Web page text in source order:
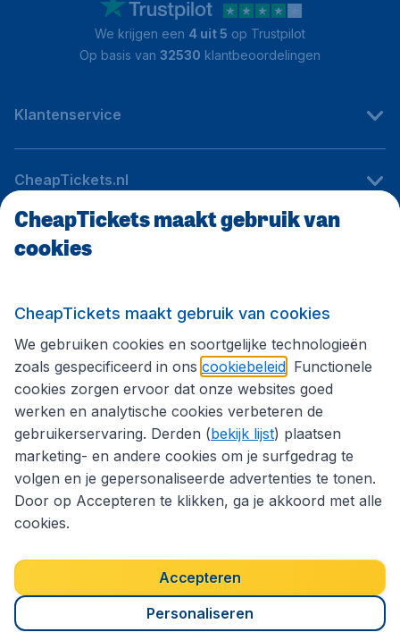
We krijgen een 4 uit 5 op Trustpilot
Op basis van 32530 klantbeoordelingen
Klantenservice
CheapTickets.nl
Internationale sites
Volg CheapTickets.nl
Privacybeleid
Copyright © 2026
CheapTickets maakt gebruik van
cookies
CheapTickets maakt gebruik van cookies
We gebruiken cookies en soortgelijke technologieën
zoals gespecificeerd in ons cookiebeleid . Functionele
cookies zorgen ervoor dat onze websites goed
werken en analytische cookies verbeteren de
gebruikerservaring. Derden (bekijk lijst) plaatsen
marketing- en andere cookies om je surfgedrag te
volgen en je gepersonaliseerde advertenties te tonen.
Door op Accepteren te klikken, ga je akkoord met alle
cookies.
Accepteren
Personaliseren